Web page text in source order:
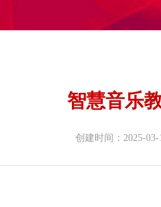
智慧音乐
创建时间： 2025-03-